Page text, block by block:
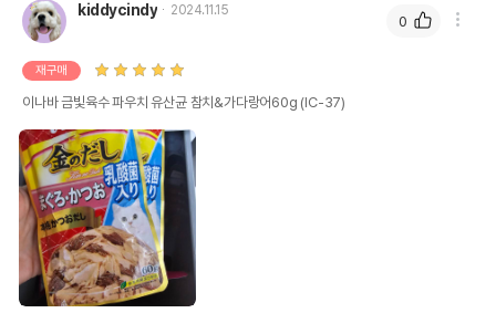
kiddycindy 2024.11.15
재구매
이나바 금빛육수 파우치 유산균 참치&가다랑어60g (IC-37)
0